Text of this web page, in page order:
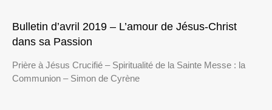
Bulletin d’avril 2019 – L’amour de Jésus-Christ
dans sa Passion
Prière à Jésus Crucifié – Spiritualité de la Sainte Messe : la
Communion – Simon de Cyrène